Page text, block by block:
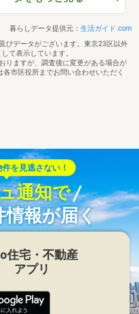
暮らしデータ提供元： 生活ガイド.com
びデータがございます。東京23区以外
て表示しています。
りますが、調査後に変更がある場合が
市区役所までお問い合わせいただく
を見逃さない！
通知で
情報が届く
住宅・不動産
アプリ